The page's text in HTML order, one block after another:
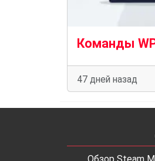
47 дней назад